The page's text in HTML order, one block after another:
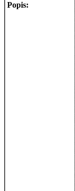
Popis: